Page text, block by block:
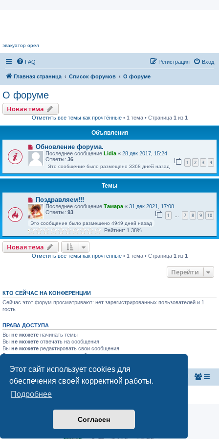
Этот сайт использует cookies для
обеспечения своей корректной работы.
Подробнее
Согласен
эвакуатор орел
FAQ Вход
Регистрация
Главная страница Список форумов О форуме
О форуме
Новая тема
Отметить все темы как прочтённые• 1 тема • Страница 1 из 1
Объявления
Обновление форума.
Последнее сообщение Lidia « 28 дек 2017, 15:24
Ответы: 36 1 2 3 4
Это сообщение было размещено 3368 дней назад
Темы
Поздравляем!!!
Последнее сообщение Тамара « 31 дек 2021, 17:08
Ответы: 93 1 … 7 8 9 10
Это сообщение было размещено 4949 дней назад
Рейтинг: 1.38%
Новая тема
Отметить все темы как прочтённые• 1 тема • Страница 1 из 1
Перейти
КТО СЕЙЧАС НА КОНФЕРЕНЦИИ
Сейчас этот форум просматривают: нет зарегистрированных пользователей и 1
гость
ПРАВА ДОСТУПА
Вы не можете начинать темы
Вы не можете отвечать на сообщения
Вы не можете редактировать свои сообщения
Выне можетеудалять свои сообщения
Главная страница Список форумов